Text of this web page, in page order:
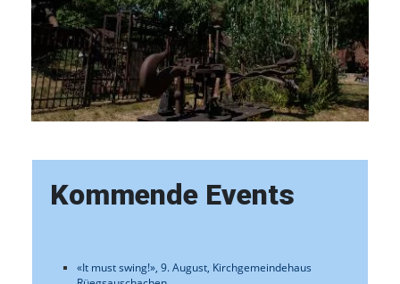
Kommende Events